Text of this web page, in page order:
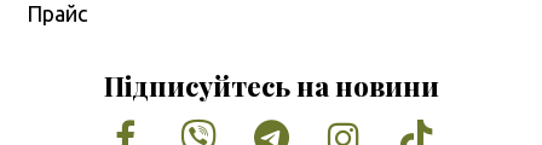
Прайс
Підписуйтесь на новини
Facebook
VimeoTumblrInstagram
Tiktok